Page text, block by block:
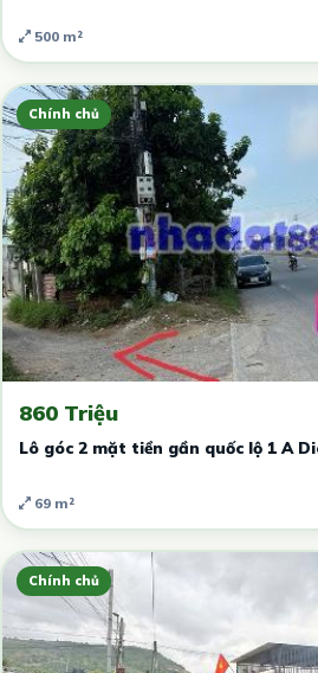
500 m²
Chính chủ
860 Triệu
Lô góc 2 mặt tiền gần quốc lộ 1 A
69 m²
Chính chủ